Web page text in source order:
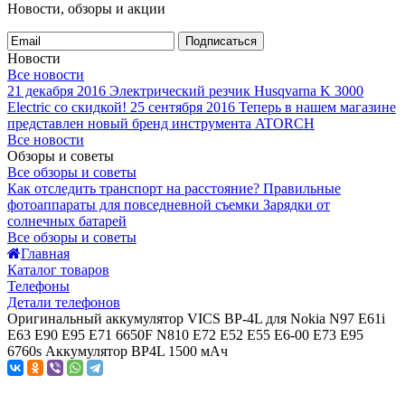
Новости, обзоры и акции
Подписаться
Новости
Все новости
21 декабря 2016 Электрический резчик Husqvarna K 3000
Electric со скидкой! 25 сентября 2016 Теперь в нашем магазине
представлен новый бренд инструмента ATORCH
Все новости
Обзоры и советы
Все обзоры и советы
Как отследить транспорт на расстояние? Правильные
фотоаппараты для повседневной съемки Зарядки от
солнечных батарей
Все обзоры и советы
Главная
Каталог товаров
Телефоны
Детали телефонов
Оригинальный аккумулятор VICS BP-4L для Nokia N97 E61i
E63 E90 E95 E71 6650F N810 E72 E52 E55 E6-00 E73 E95
6760s Аккумулятор BP4L 1500 мАч